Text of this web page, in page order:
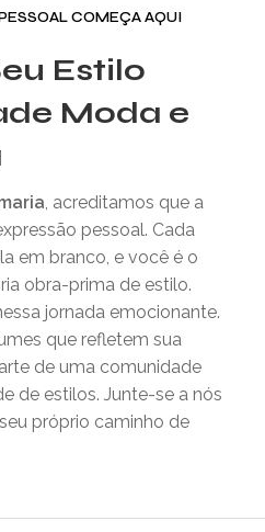
COMEÇA AQUI
Estilo
Moda e
, acreditamos que a
pessoal. Cada
em branco, e você é o
obra-prima de estilo.
jornada emocionante.
que refletem sua
de uma comunidade
de estilos. Junte-se a nós
próprio caminho de